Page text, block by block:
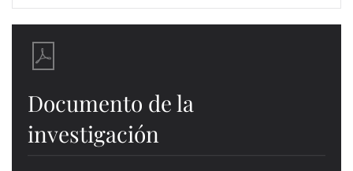
Documento de la
investigación